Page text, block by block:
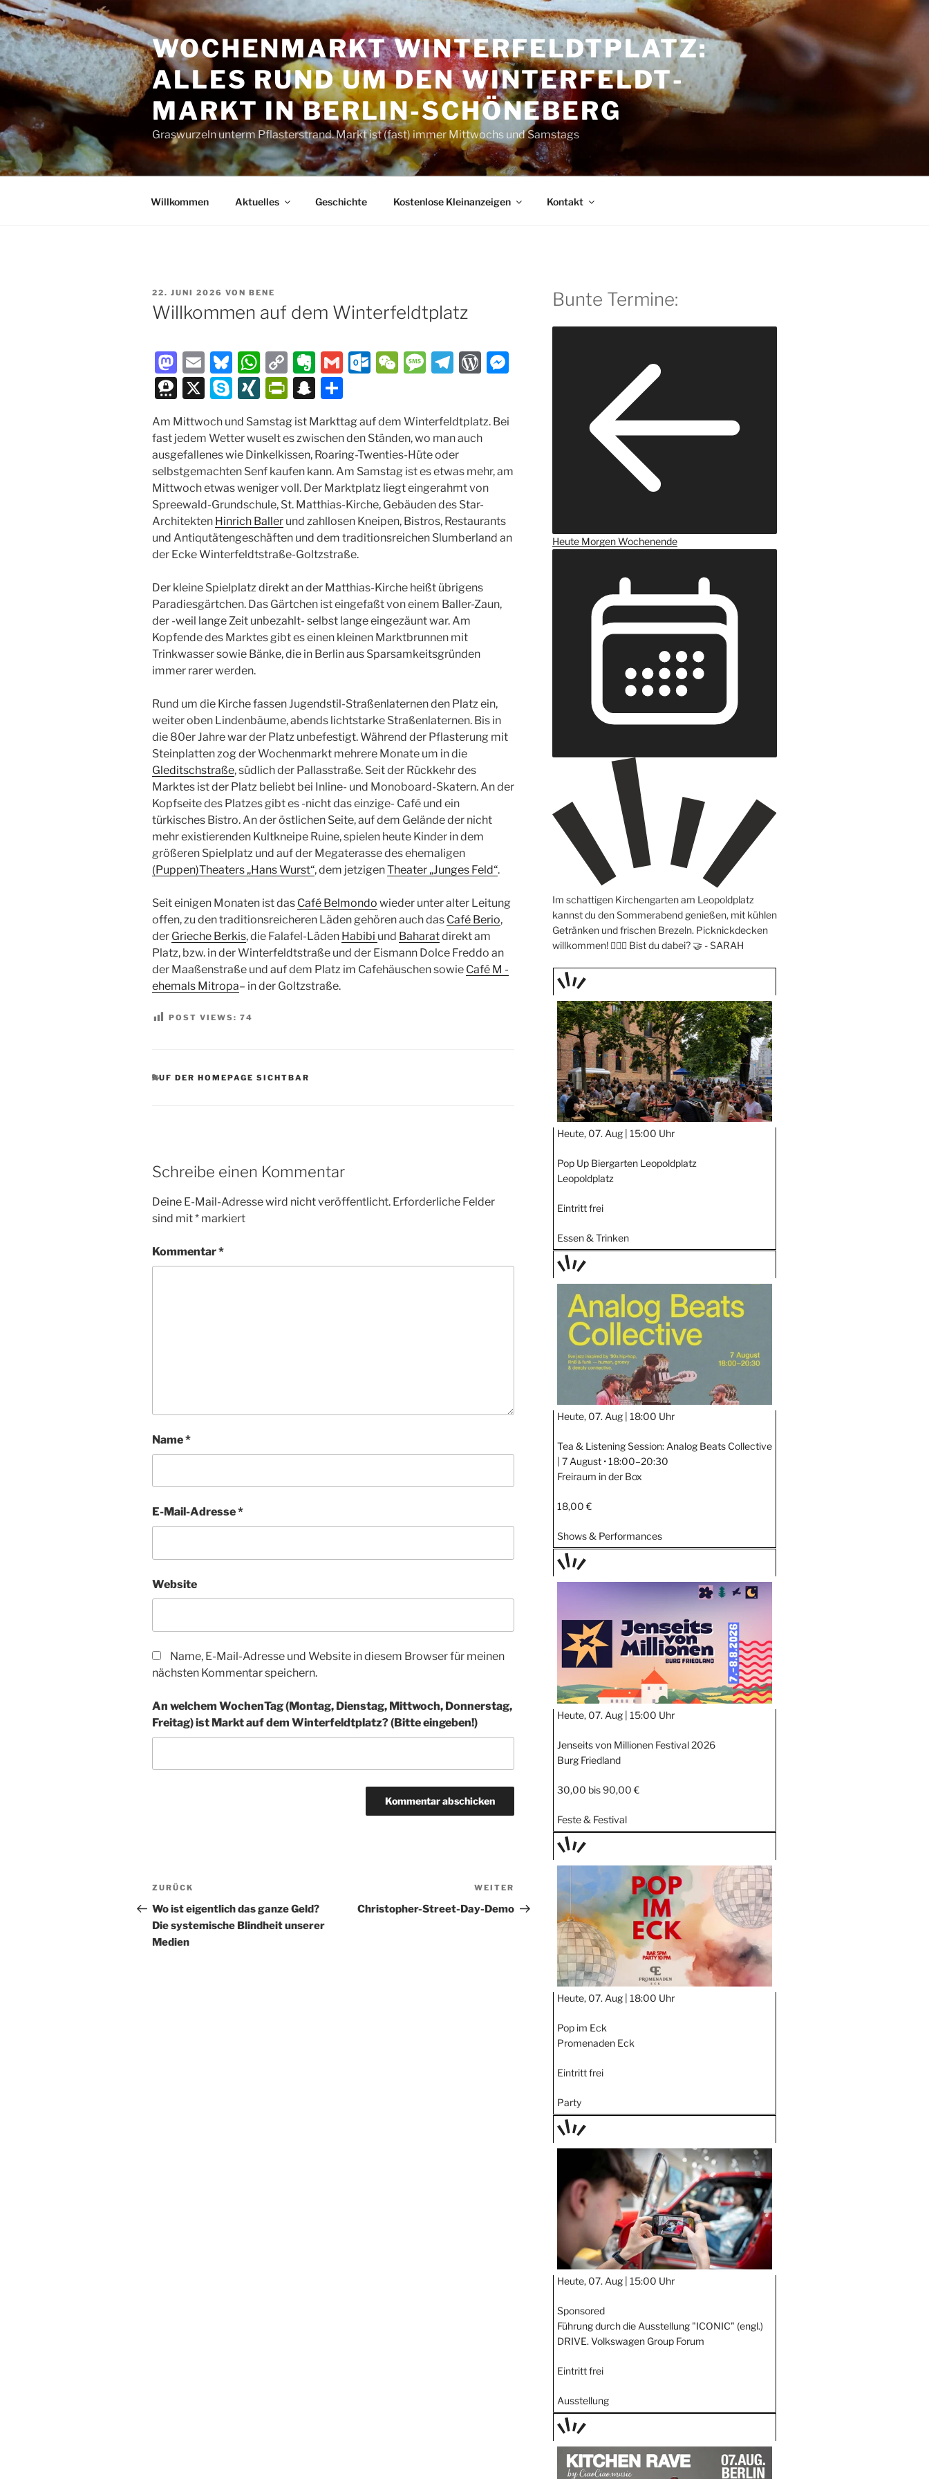
Zum
Inhalt
springen
WOCHENMARKT WINTER­FELDT­PLATZ:
ALLES RUND UM DEN WINTER­FELDT­
MARKT IN BERLIN-SCHÖNEBERG
Graswurzeln unterm Pflasterstrand. Markt ist (fast) immer Mittwochs und Samstags
Willkommen Aktuelles Geschichte Kostenlose Kleinanzeigen Kontakt
VERÖFFENTLICHT
AM
22. JUNI 2026 VON BENE
Willkommen auf dem Winter­feldt­platz
M
a
st
o
d
o
n
E
m
ai
l
Bl
u
e
s
k
y
W
h
at
s
A
p
p
C
o
p
y
Li
n
k
E
v
er
n
ot
e
G
l
O
o
k.
c
o
m
W
h
at
M
a
g
e
T
gr
a
m
W
P
re
ss g
T
hr
e
e
m
a
X
S
k
y
p
e
XI
G
P
ri
nt
Fr
ie
n
dl
y
S
n
a
p
c
h
at
le
n
Am Mittwoch und Samstag ist Markttag auf dem Winter­feldt­platz. Bei
fast jedem Wetter wuselt es zwischen den Ständen, wo man auch
ausgefallenes wie Dinkelkissen, Roaring-Twenties-Hüte oder
selbstgemachten Senf kaufen kann. Am Samstag ist es etwas mehr, am
Mittwoch etwas weniger voll. Der Marktplatz liegt eingerahmt von
Spreewald-Grundschule, St. Matthias-Kirche, Gebäuden des Star-
Architekten Hinrich Baller und zahllosen Kneipen, Bistros, Restaurants
und Antiqutätengeschäften und dem traditionsreichen Slumberland an
der Ecke Winterfeldtstraße-Goltzstraße.
Der kleine Spielplatz direkt an der Matthias-Kirche heißt übrigens
Paradiesgärtchen. Das Gärtchen ist eingefaßt von einem Baller-Zaun,
der -weil lange Zeit unbezahlt- selbst lange eingezäunt war. Am
Kopfende des Marktes gibt es einen kleinen Marktbrunnen mit
Trinkwasser sowie Bänke, die in Berlin aus Sparsamkeitsgründen
immer rarer werden.
Rund um die Kirche fassen Jugendstil-Straßenlaternen den Platz ein,
weiter oben Lindenbäume, abends lichtstarke Straßenlaternen. Bis in
die 80er Jahre war der Platz unbefestigt. Während der Pflasterung mit
Steinplatten zog der Wochenmarkt mehrere Monate um in die
Gleditschstraße, südlich der Pallasstraße. Seit der Rückkehr des
Marktes ist der Platz beliebt bei Inline- und Monoboard-Skatern. An der
Kopfseite des Platzes gibt es -nicht das einzige- Café und ein
türkisches Bistro. An der östlichen Seite, auf dem Gelände der nicht
mehr existierenden Kultkneipe Ruine, spielen heute Kinder in dem
größeren Spielplatz und auf der Megaterasse des ehemaligen
(Puppen)Theaters „Hans Wurst“, dem jetzigenTheater „Junges Feld“.
Seit einigen Monaten ist das Café Belmondo wieder unter alter Leitung
offen, zu den traditionsreicheren Läden gehören auch das Café Berio,
der Grieche Berkis, die Falafel-Läden Habibi und Baharatdirekt am
Platz, bzw. in der Winterfeldtstraße und der Eismann Dolce Freddo an
der Maaßenstraße und auf dem Platz im Cafehäuschen sowie Café M -
ehemals Mitropa– in der Goltzstraße.
POST VIEWS: 74
KATEGORIEN
AUF DER HOMEPAGE SICHTBAR
Schreibe einen Kommentar
Deine E-Mail-Adresse wird nicht veröffentlicht. Erforderliche Felder
sind mit* markiert
Kommentar*
Name*
E-Mail-Adresse*
Website
Name, E-Mail-Adresse und Website in diesem Browser für meinen
nächsten Kommentar speichern.
An welchem WochenTag (Montag, Dienstag, Mittwoch, Donnerstag,
Freitag) ist Markt auf dem Winter­feldt­platz? (Bitte eingeben!)
e
r
n
a
Beitragsnavigation
Vorheriger
Beitrag
ZURÜCK
Wo ist eigentlich das ganze Geld?
Die systemische Blindheit unserer
Medien
Nächster
Beitrag
WEITER
Christopher-Street-Day-Demo
Bunte Termine:
Heute MorgenWochenende
Im schattigen Kirchengarten am Leopoldplatz
kannst du den Sommerabend genießen, mit kühlen
Getränken und frischen Brezeln. Picknickdecken
willkommen! 🧖🏼‍♀️ Bist du dabei? 🤝 -SARAH
TAGE
STIPP
Heute, 07. Aug | 15:00 Uhr
Pop Up Biergarten Leopoldplatz
Leopoldplatz
Eintritt frei
Essen & Trinken
TAGE
STIPP
Heute, 07. Aug | 18:00 Uhr
Tea & Listening Session: Analog Beats Collective
| 7 August • 18:00–20:30
Freiraum in der Box
18,00 €
Shows & Performances
TAGE
Heute, 07. Aug | 15:00 Uhr
Jenseits von Millionen Festival 2026
Burg Friedland
30,00 bis 90,00 €
Feste & Festival
TAGE
Heute, 07. Aug | 18:00 Uhr
Pop im Eck
Promenaden Eck
Eintritt frei
Party
TAGE
Heute, 07. Aug | 15:00 Uhr
Sponsored
Führung durch die Ausstellung "ICONIC" (engl.)
DRIVE. Volkswagen Group Forum
Eintritt frei
Ausstellung
TAGE
STIPP